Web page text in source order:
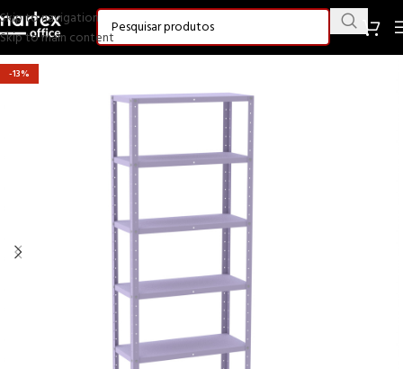
Skip to navigation
Skip to main content
-13%